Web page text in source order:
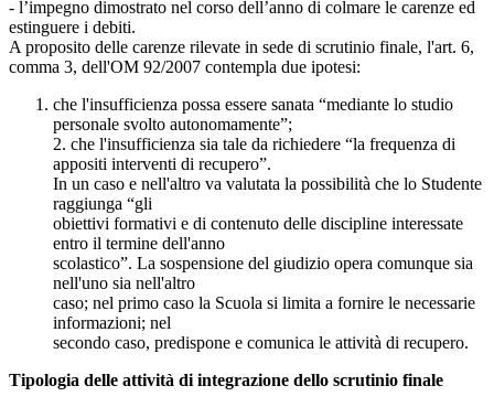
- l’impegno dimostrato nel corso dell’anno di colmare le carenze ed
estinguere i debiti.
A proposito delle carenze rilevate in sede di scrutinio finale, l'art. 6,
comma 3, dell'OM 92/2007 contempla due ipotesi:
che l'insufficienza possa essere sanata “mediante lo studio
personale svolto autonomamente”;
2. che l'insufficienza sia tale da richiedere “la frequenza di
appositi interventi di recupero”.
In un caso e nell'altro va valutata la possibilità che lo Studente
raggiunga “gli
obiettivi formativi e di contenuto delle discipline interessate
entro il termine dell'anno
scolastico”. La sospensione del giudizio opera comunque sia
nell'uno sia nell'altro
caso; nel primo caso la Scuola si limita a fornire le necessarie
informazioni; nel
secondo caso, predispone e comunica le attività di recupero.
Tipologia delle attività di integrazione dello scrutinio finale